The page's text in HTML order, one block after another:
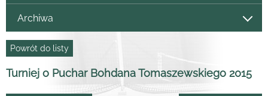
Archiwa
Powrót do listy
Turniej o Puchar Bohdana Tomaszewskiego 2015